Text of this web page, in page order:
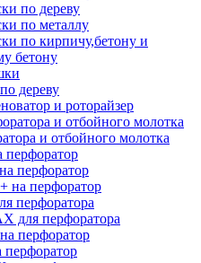
по дереву
по металлу
по кирпичу,бетону и
бетону
дереву
и роторайзер
и отбойного молотка
перфоратор
перфоратор
на перфоратор
перфоратора
для перфоратора
перфоратор